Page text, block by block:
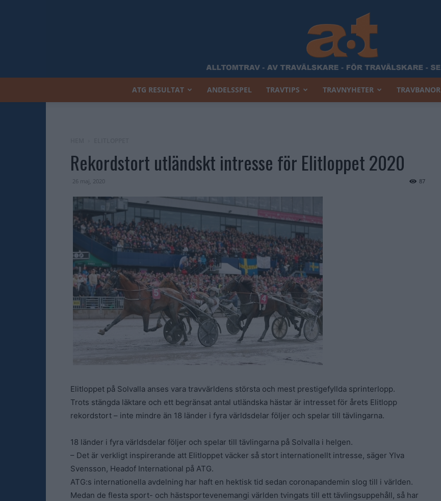
Om
ATG RESULTAT ANDELSSPEL TRAVTIPS TRAVNYHETER TRAVBANOR
Rekordstort utländskt intresse för Elitloppet 2020
26 maj, 2020 87
Elitloppet på Solvalla anses vara travvärldens största och mest prestigefyllda sprinterlopp.
Trots stängda läktare och ett begränsat antal utländska hästar är intresset för årets Elitlopp
rekordstort – inte mindre än 18 länder i fyra världsdelar följer och spelar till tävlingarna.
18 länder i fyra världsdelar följer och spelar till tävlingarna på Solvalla i helgen.
– Det är verkligt inspirerande att Elitloppet väcker så stort internationellt intresse, säger Ylva
Svensson, Headof International på ATG.
ATG:s internationella avdelning har haft en hektisk tid sedan coronapandemin slog till i världen.
Medan de flesta sport- och hästsportevenemangi världen tvingats till ett tävlingsuppehåll, så har